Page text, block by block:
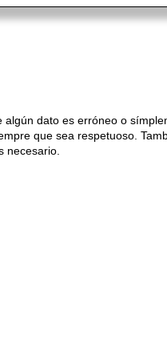
dato es erróneo o
que sea respetuoso.
necesario.